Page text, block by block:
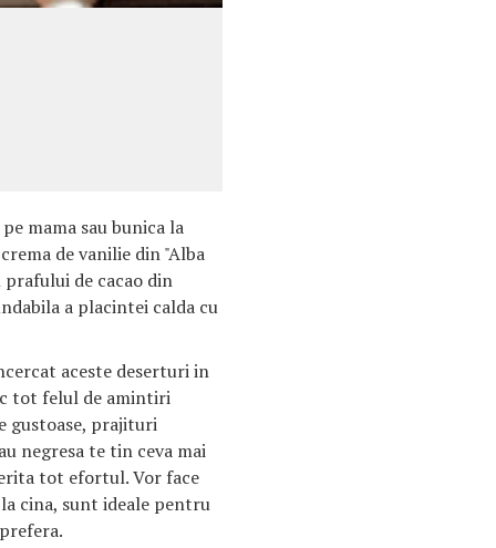
mama sau bunica la
de vanilie din "Alba
de cacao din
a placintei calda cu
aceste deserturi in
tot felul de amintiri
gustoase, prajituri
negresa te tin ceva mai
tot efortul. Vor face
cina, sunt ideale pentru